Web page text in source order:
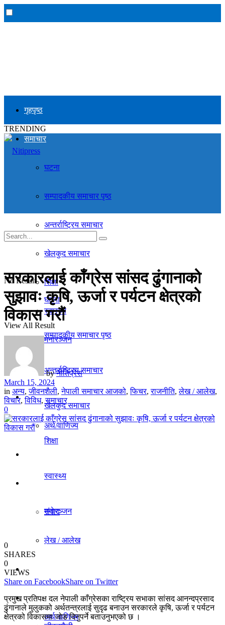
गृहपृष्ठ
समाचार
घटना
सम्पादकीय समाचार पृष्ठ
अन्तर्राष्ट्रिय समाचार
खेलकुद समाचार
शिक्षा
स्वास्थ्य
मनाेरञ्जन
राजनीति
अर्थ/वाणिज्य
अर्थ/वाणिज्य
संवाद
लेख / आलेख
खेलकुद समाचार
विविध
TRENDING
गृहपृष्ठ
घटना
सम्पादकीय समाचार पृष्ठ
अन्तर्राष्ट्रिय समाचार
खेलकुद समाचार
शिक्षा
स्वास्थ्य
मनाेरञ्जन
राजनीति
अर्थ/वाणिज्य
अर्थ/वाणिज्य
No Result
View All Result
सरकारलाई काँग्रेस सांसद ढुंगानाको
सुझावः कृषि, ऊर्जा र पर्यटन क्षेत्रको
विकास गरौं
by नीतिप्रेस
March 15, 2024
in अन्य,जीवनशैली,नेपाली समाचार आजको,फिचर,राजनीति,लेख / आलेख,
विचार,विविध,समाचार
0
0
SHARES
0
VIEWS
Share on FacebookShare on Twitter
प्रमुख प्रतिपक्ष दल नेपाली काँग्रेसका राष्ट्रिय सभाका सांसद आनन्दप्रसाद
ढुंगानाले मुलुकको अर्थतन्त्रलाई सुदृढ बनाउन सरकारले कृषि, ऊर्जा र पर्यटन
क्षेत्रको विकासमा जोड दिनुपर्ने बताउनुभएको छ ।